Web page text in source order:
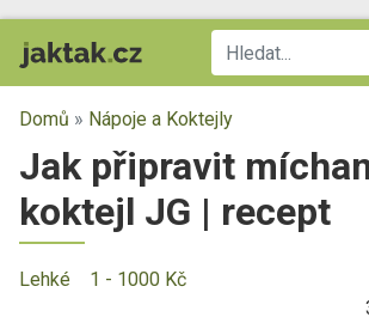
Domů » Nápoje a Koktejly
Jak připravit
koktejl JG | recept
Lehké
1 - 1000 Kč